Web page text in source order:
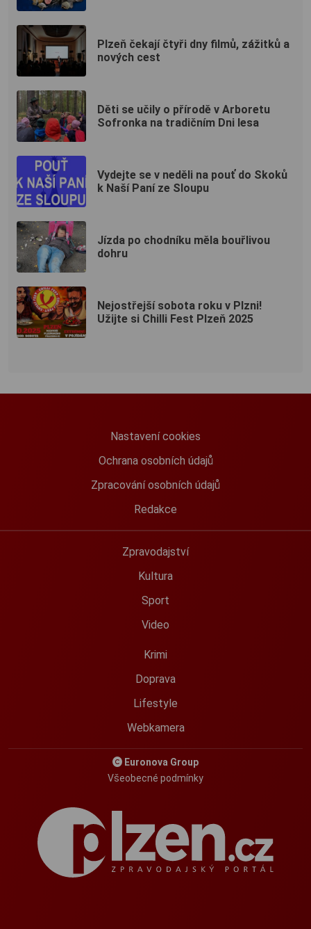
Plzeň čekají čtyři dny filmů, zážitků a
nových cest
Děti se učily o přírodě v Arboretu
Sofronka na tradičním Dni lesa
Vydejte se v neděli na pouť do Skoků
k Naší Paní ze Sloupu
Jízda po chodníku měla bouřlivou
dohru
Nejostřejší sobota roku v Plzni!
Užijte si Chilli Fest Plzeň 2025
Nastavení cookies
Ochrana osobních údajů
Zpracování osobních údajů
Redakce
Zpravodajství
Kultura
Sport
Video
Krimi
Doprava
Lifestyle
Webkamera
Euronova Group
Všeobecné podmínky